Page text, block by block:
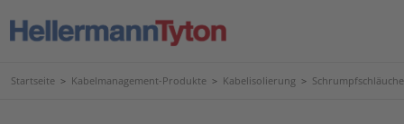
Startseite > Kabelmanagement-Produkte > Kabelisolierung > Schrumpfschläuche